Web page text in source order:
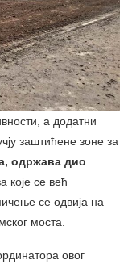
а додатни
заштићене зоне за
одржава дио
које се већ
се одвија на
моста.
овог